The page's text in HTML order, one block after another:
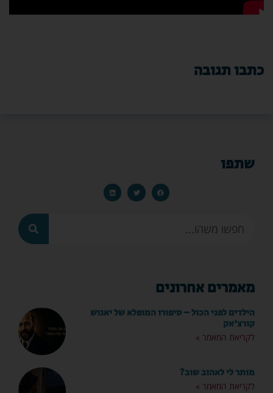
כתבו תגובה
שתפו
מאמרים אחרונים
הילדים לפני הכול – סיפורו המופלא של יאנוש
קורצ'אק
לקריאת המאמר »
מותר לי לאהוב שוב?
לקריאת המאמר »